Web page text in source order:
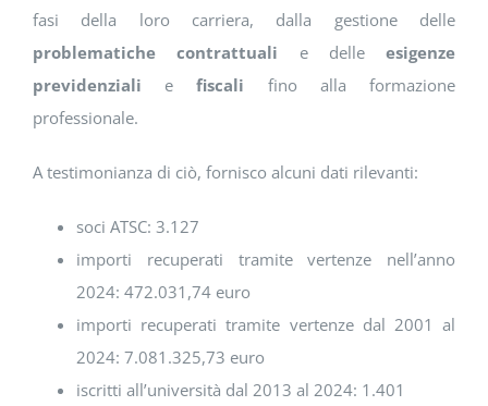
fasi della loro carriera, dalla gestione delle
problematiche contrattuali e delleesigenze
previdenziali e fiscali fino alla formazione
professionale.
A testimonianza di ciò, fornisco alcuni dati rilevanti:
soci ATSC: 3.127
importi recuperati tramite vertenze nell’anno
2024: 472.031,74 euro
importi recuperati tramite vertenze dal 2001 al
2024: 7.081.325,73 euro
iscritti all’università dal 2013 al 2024: 1.401